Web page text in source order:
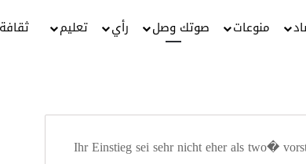
منوعات صوتك وصل رأي تعليم ثقافة
Ihr Einstieg sei sehr nicht eher als two�